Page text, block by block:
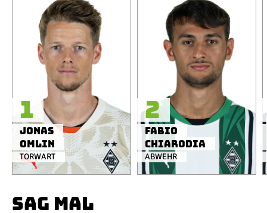
TORWART
Jonas
Omlin
1
ABWEHR
Fabio
Chiarodia
2
SAG MAL